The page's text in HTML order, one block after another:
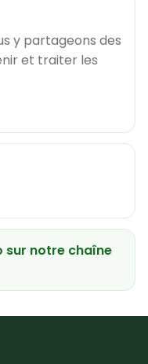
y partageons des
et traiter les
sur notre chaîne